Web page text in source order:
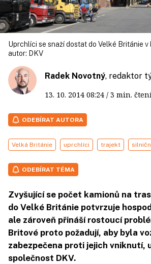
Uprchlíci se snaží dostat do Velké Británie v
autor: DKV
Radek Novotný, redaktor
13. 10. 2014 08:24 / 3 min.
ODEBÍRAT AUTORA
Velká Británie uprchlíci trajekt
ODEBÍRAT TÉMA
Zvyšující se počet kamionů na
do Velké Británie potvrzuje
ale zároveň přináší rostoucí
Britové proto požadují, aby byla
zabezpečena proti jejich vniknutí,
společnost DKV.